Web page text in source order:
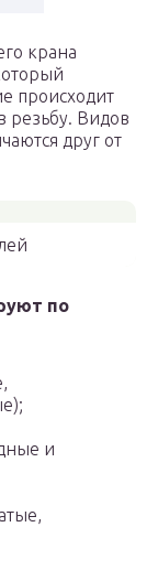
крана
происходит
резьбу. Видов
друг от
по
и